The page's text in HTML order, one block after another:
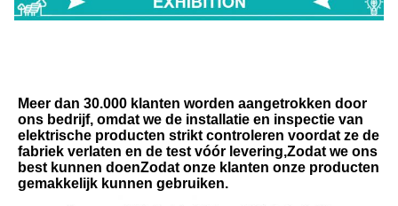
Meer dan 30.000 klanten worden aangetrokken door
ons bedrijf, omdat we de installatie en inspectie van
elektrische producten strikt controleren voordat ze de
fabriek verlaten en de test vóór levering,Zodat we ons
best kunnen doenZodat onze klanten onze producten
gemakkelijk kunnen gebruiken.